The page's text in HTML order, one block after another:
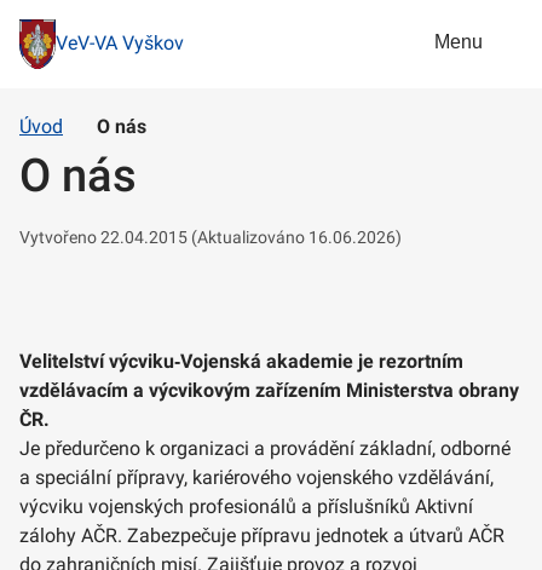
VeV-VA Vyškov Menu
Úvod O nás
O nás
Vytvořeno 22.04.2015 (Aktualizováno 16.06.2026)
Velitelství výcviku‑Vojenská akademie je rezortním
vzdělávacím a výcvikovým zařízením Ministerstva obrany
ČR.
Je předurčeno k organizaci a provádění základní, odborné
a speciální přípravy, kariérového vojenského vzdělávání,
výcviku vojenských profesionálů a příslušníků Aktivní
zálohy AČR. Zabezpečuje přípravu jednotek a útvarů AČR
do zahraničních misí. Zajišťuje provoz a rozvoj